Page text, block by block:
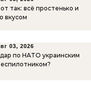
так: всё простенько и
вкусом
03, 2026
по НАТО украинским